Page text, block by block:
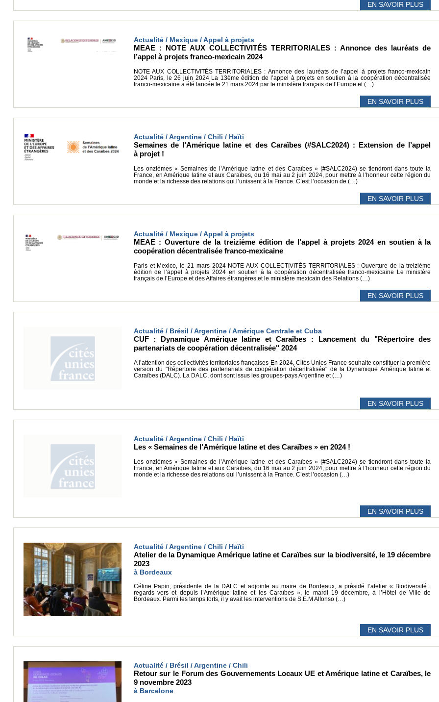
EN SAVOIR PLUS
Actualité / Mexique / Appel à projets
MEAE : NOTE AUX COLLECTIVITÉS TERRITORIALES : Annonce des lauréats de
l’appel à projets franco-mexicain 2024
NOTE AUX COLLECTIVITÉS TERRITORIALES : Annonce des lauréats de l’appel à projets franco-mexicain
2024 Paris, le 26 juin 2024 La 13ème édition de l’appel à projets en soutien à la coopération décentralisée
franco-mexicaine a été lancée le 21 mars 2024 par le ministère français de l’Europe et (…)
EN SAVOIR PLUS
Actualité / Argentine / Chili / Haïti
Semaines de l’Amérique latine et des Caraïbes (#SALC2024) : Extension de l’appel
à projet !
Les onzièmes « Semaines de l’Amérique latine et des Caraïbes » (#SALC2024) se tiendront dans toute la
France, en Amérique latine et aux Caraïbes, du 16 mai au 2 juin 2024, pour mettre à l’honneur cette région du
monde et la richesse des relations qui l’unissent à la France. C’est l’occasion de (…)
EN SAVOIR PLUS
Actualité / Mexique / Appel à projets
MEAE : Ouverture de la treizième édition de l’appel à projets 2024 en soutien à la
coopération décentralisée franco-mexicaine
Paris et Mexico, le 21 mars 2024 NOTE AUX COLLECTIVITÉS TERRITORIALES : Ouverture de la treizième
édition de l’appel à projets 2024 en soutien à la coopération décentralisée franco-mexicaine Le ministère
français de l’Europe et des Affaires étrangères et le ministère mexicain des Relations (…)
EN SAVOIR PLUS
Actualité / Brésil / Argentine / Amérique Centrale et Cuba
CUF : Dynamique Amérique latine et Caraïbes : Lancement du "Répertoire des
partenariats de coopération décentralisée" 2024
A l’attention des collectivités territoriales françaises En 2024, Cités Unies France souhaite constituer la première
version du "Répertoire des partenariats de coopération décentralisée" de la Dynamique Amérique latine et
Caraïbes (DALC). La DALC, dont sont issus les groupes-pays Argentine et (…)
EN SAVOIR PLUS
Actualité / Argentine / Chili / Haïti
Les « Semaines de l’Amérique latine et des Caraïbes » en 2024 !
Les onzièmes « Semaines de l’Amérique latine et des Caraïbes » (#SALC2024) se tiendront dans toute la
France, en Amérique latine et aux Caraïbes, du 16 mai au 2 juin 2024, pour mettre à l’honneur cette région du
monde et la richesse des relations qui l’unissent à la France. C’est l’occasion (…)
EN SAVOIR PLUS
Actualité / Argentine / Chili / Haïti
Atelier de la Dynamique Amérique latine et Caraïbes sur la biodiversité, le 19 décembre
2023
à Bordeaux
Céline Papin, présidente de la DALC et adjointe au maire de Bordeaux, a présidé l’atelier « Biodiversité :
regards vers et depuis l’Amérique latine et les Caraïbes », le mardi 19 décembre, à l’Hôtel de Ville de
Bordeaux. Parmi les temps forts, il y avait les interventions de S.E.M Alfonso (…)
EN SAVOIR PLUS
Actualité / Brésil / Argentine / Chili
Retour sur le Forum des Gouvernements Locaux UE et Amérique latine et Caraïbes, le
9 novembre 2023
à Barcelone